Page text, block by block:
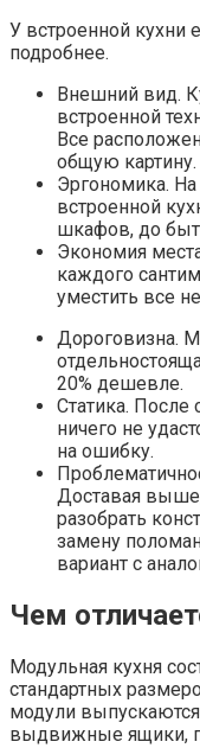
У встроенной
подробнее.
Внешний вид.
встроенной
Все
общую картину.
Эргономика.
встроенной
шкафов, до
Экономия
каждого
уместить все
Дороговизна.
20% дешевле.
Статика. После
ничего не
на ошибку.
Доставая
разобрать
замену
вариант с
Чем
Модульная кухня
стандартных
модули
выдвижные ящики,